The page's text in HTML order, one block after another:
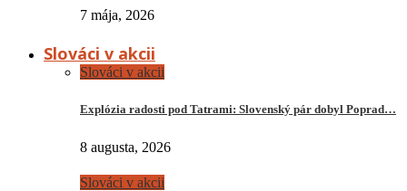
7 mája, 2026
Slováci v akcii
Slováci v akcii
Explózia radosti pod Tatrami: Slovenský pár dobyl Poprad…
8 augusta, 2026
Slováci v akcii